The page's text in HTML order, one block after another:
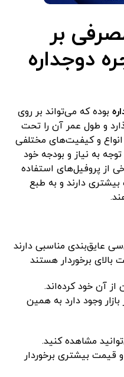
بر
دوجداره
بوده که می‌تواند بر روی
و طول عمر آن را تحت
انواع و کیفیت‌های مختلفی
به نیاز و بودجه خود
از پروفیل‌های استفاده
دارند و به طبع
عایق‌بندی مناسبی دارند
برخوردار هستند
از آن خود کرده‌اند.
وجود دارد به همین
مشاهده کنید.
قیمت بیشتری برخوردار